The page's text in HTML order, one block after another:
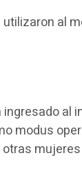
al
al
modus